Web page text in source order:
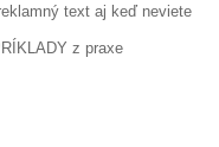
text aj keď neviete
z praxe